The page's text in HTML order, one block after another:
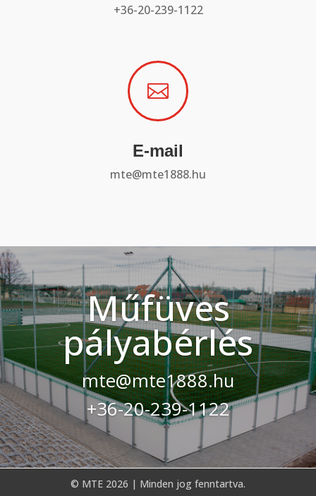
+36-20-239-1122

E-mail
mte@mte1888.hu
Műfüves
pályabérlés
mte@mte1888.hu
+36-20-239-1122
© MTE 2026 | Minden jog fenntartva.